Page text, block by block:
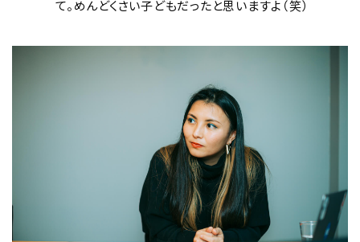
て。めんどくさい子どもだったと思いますよ（笑）